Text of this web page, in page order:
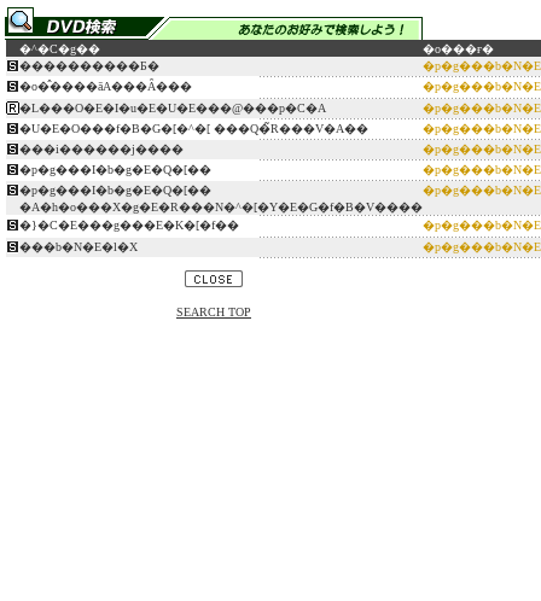
�^�C�g��
�o���ғ�
����������Ƃ�
�o�̂����āA���Ȃ���
�L���O�E�I�u�E�U�E���@���p�C�A
�U�E�O���f�B�G�[�^�[ ���Q�̃R���V�A��
���i������j����
�p�g���I�b�g�E�Q�[��
�p�g���I�b�g�E�Q�[��
�A�h�o���X�g�E�R���N�^�[�Y�E�G�f�B�V����
�}�C�E���g���E�K�[�f��
���b�N�E�l�X
SEARCH TOP